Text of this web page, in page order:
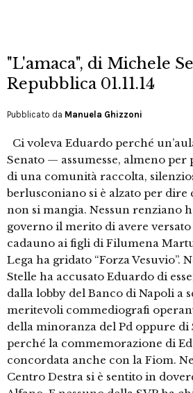
"L'amaca", di Michele
Repubblica 01.11.14
Pubblicato da Manuela Ghizzoni
Ci voleva Eduardo perché
Senato — assumesse, almeno per
di una comunità raccolta,
berlusconiano si è alzato per
non si mangia. Nessun renziano
governo il merito di avere
cadauno ai figli di Filumena
Lega ha gridato “Forza Vesuvio”.
Stelle ha accusato Eduardo di
dalla lobby del Banco di Napoli a
meritevoli commediografi
della minoranza del Pd oppure di
perché la commemorazione di
concordata anche con la Fiom.
Centro Destra si è sentito in